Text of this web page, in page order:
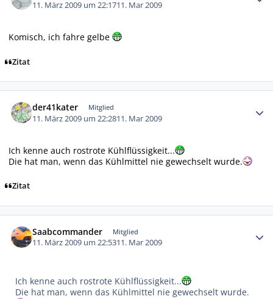
11. März 2009 um 22:1711. Mar 2009
Komisch, ich fahre gelbe
Zitat
der41kater Mitglied
11. März 2009 um 22:2811. Mar 2009
Ich kenne auch rostrote Kühlflüssigkeit...
Die hat man, wenn das Kühlmittel nie gewechselt wurde.
Zitat
Saabcommander Mitglied
11. März 2009 um 22:5311. Mar 2009
Ich kenne auch rostrote Kühlflüssigkeit...
Die hat man, wenn das Kühlmittel nie gewechselt wurde.